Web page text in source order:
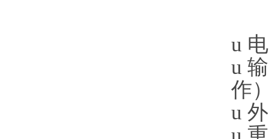
u
u
作
u